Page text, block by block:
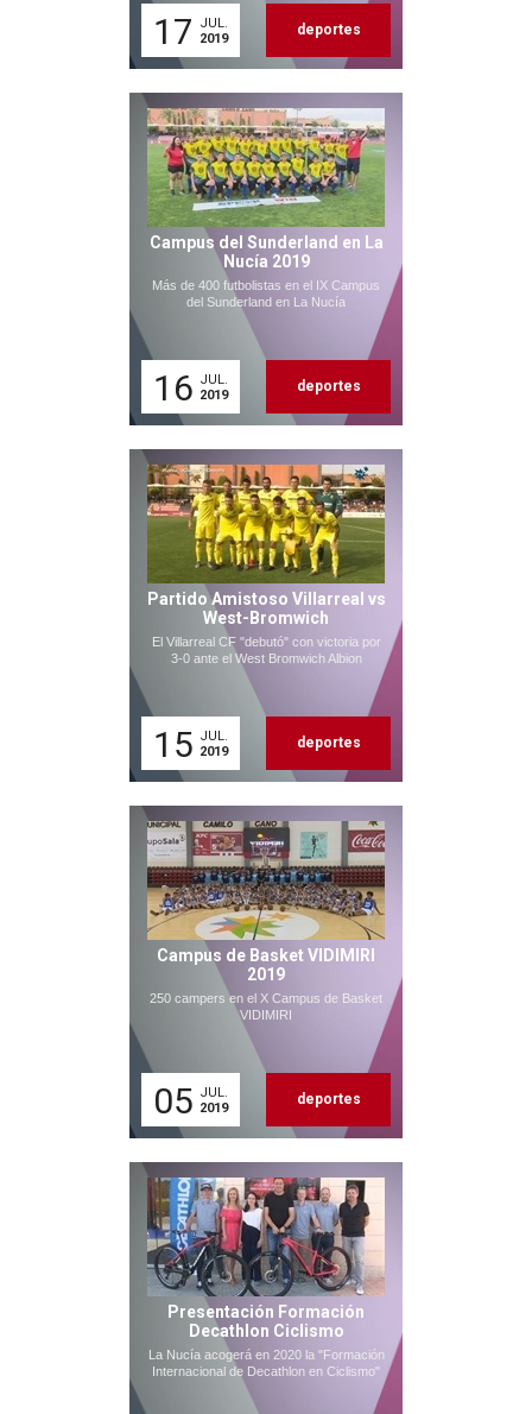
17
JUL.
2019
deportes
Campus del Sunderland en La
Nucía 2019
Más de 400 futbolistas en el IX Campus
del Sunderland en La Nucía
16 JUL.
2019
deportes
Partido Amistoso Villarreal vs
West-Bromwich
El Villarreal CF "debutó" con victoria por
3-0 ante el West Bromwich Albion
15 JUL.
2019
deportes
Campus de Basket VIDIMIRI
2019
250 campers en el X Campus de Basket
VIDIMIRI
05 JUL.
2019
deportes
Presentación Formación
Decathlon Ciclismo
La Nucía acogerá en 2020 la "Formación
Internacional de Decathlon en Ciclismo"